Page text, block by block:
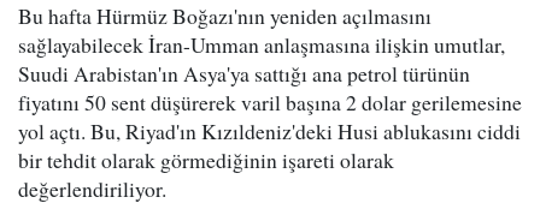
Bu hafta Hürmüz Boğazı'nın yeniden açılmasını
sağlayabilecek İran-Umman anlaşmasına ilişkin umutlar,
Suudi Arabistan'ın Asya'ya sattığı ana petrol türünün
fiyatını 50 sent düşürerek varil başına 2 dolar gerilemesine
yol açtı. Bu, Riyad'ın Kızıldeniz'deki Husi ablukasını ciddi
bir tehdit olarak görmediğinin işareti olarak
değerlendiriliyor.